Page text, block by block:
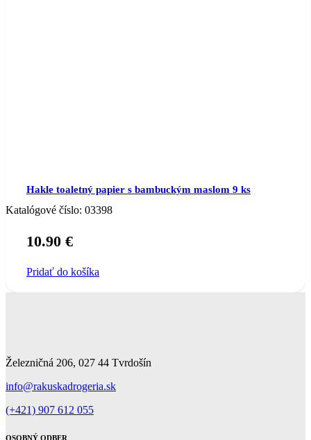
Hakle toaletný papier s bambuckým maslom 9 ks
Katalógové číslo: 03398
10.90 €
Pridať do košíka
Železničná 206, 027 44 Tvrdošín
info@rakuskadrogeria.sk
(+421) 907 612 055
OSOBNÝ ODBER